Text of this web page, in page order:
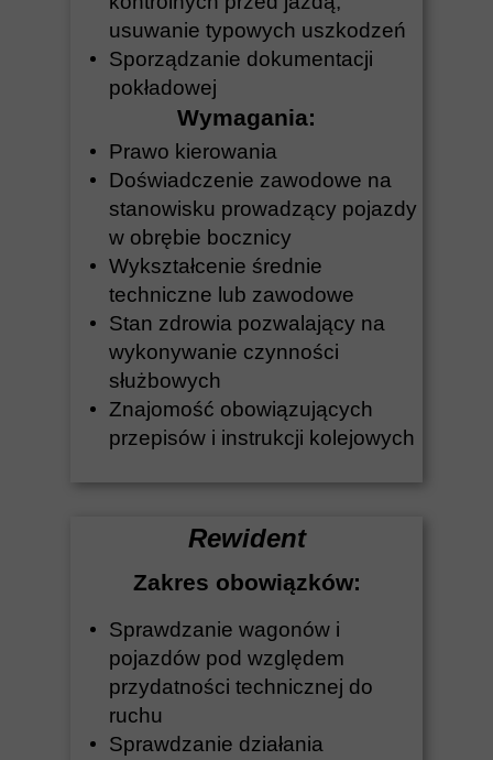
usuwanie typowych uszkodzeń
Sporządzanie dokumentacji
pokładowej
Wymagania:
Prawo kierowania
Doświadczenie zawodowe na
stanowisku prowadzący pojazdy
w obrębie bocznicy
Wykształcenie średnie
techniczne lub zawodowe
Stan zdrowia pozwalający na
wykonywanie czynności
służbowych
Znajomość obowiązujących
przepisów i instrukcji kolejowych
Rewident
Zakres obowiązków:
Sprawdzanie wagonów i
pojazdów pod względem
przydatności technicznej do
ruchu
Sprawdzanie działania